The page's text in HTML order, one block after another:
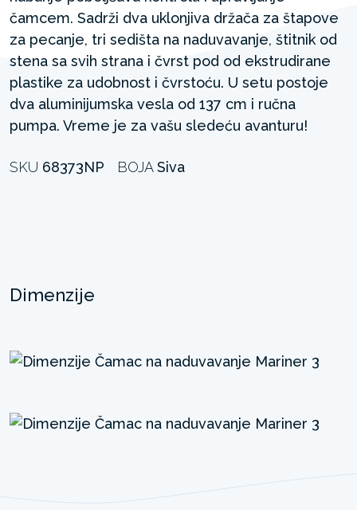
čamcem. Sadrži dva uklonjiva držača za štapove
za pecanje, tri sedišta na naduvavanje, štitnik od
stena sa svih strana i čvrst pod od ekstrudirane
plastike za udobnost i čvrstoću. U setu postoje
dva aluminijumska vesla od 137 cm i ručna
pumpa. Vreme je za vašu sledeću avanturu!
SKU 68373NP BOJASiva
Dimenzije